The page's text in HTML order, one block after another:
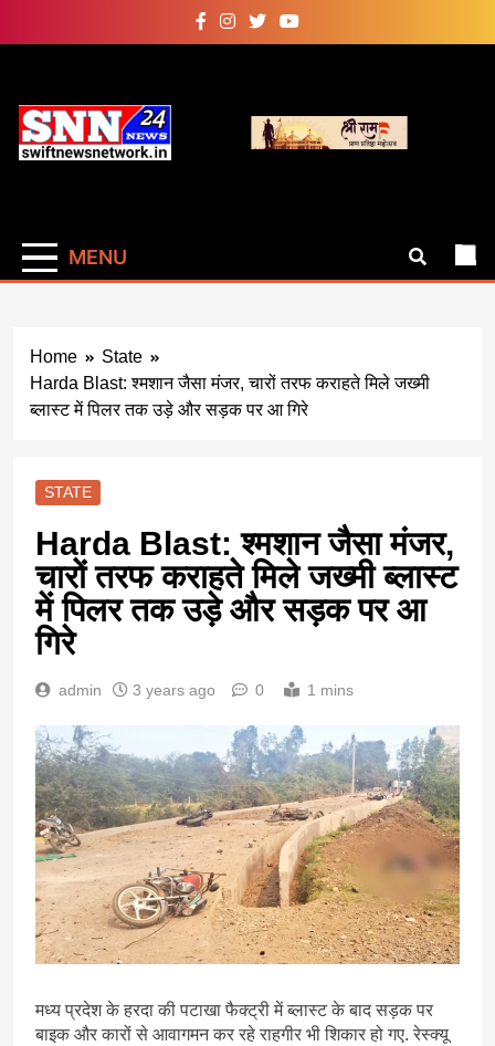
MENU
Home
State
Harda Blast: श्मशान जैसा मंजर, चारों तरफ कराहते मिले जख्मी
ब्लास्ट में पिलर तक उड़े और सड़क पर आ गिरे
STATE
Harda Blast: श्मशान जैसा मंजर,
चारों तरफ कराहते मिले जख्मी ब्लास्ट
में पिलर तक उड़े और सड़क पर आ
गिरे
admin 3 years ago 0 1 mins
मध्य प्रदेश के हरदा की पटाखा फैक्ट्री में ब्लास्ट के बाद सड़क पर
बाइक और कारों से आवागमन कर रहे राहगीर भी शिकार हो गए. रेस्क्यू